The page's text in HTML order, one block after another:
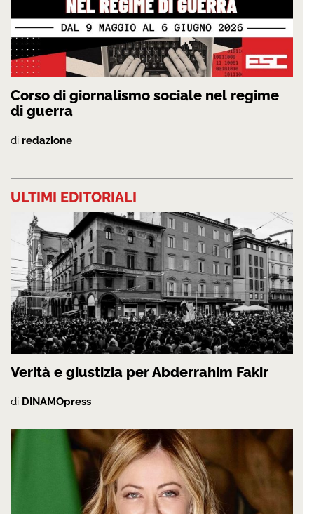
Corso di giornalismo sociale nel regime
di guerra
di redazione
ULTIMI EDITORIALI
Verità e giustizia per Abderrahim Fakir
di DINAMOpress